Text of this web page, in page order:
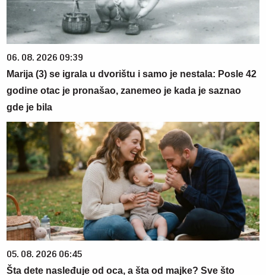
06. 08. 2026 09:39
Marija (3) se igrala u dvorištu i samo je nestala: Posle 42
godine otac je pronašao, zanemeo je kada je saznao
gde je bila
05. 08. 2026 06:45
Šta dete nasleđuje od oca, a šta od majke? Sve što